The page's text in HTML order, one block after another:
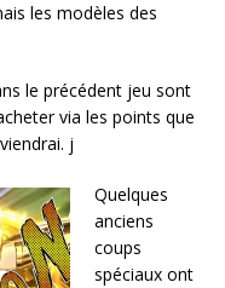
les modèles des
le précédent jeu sont
via les points que
j
Quelques
anciens
coups
spéciaux ont